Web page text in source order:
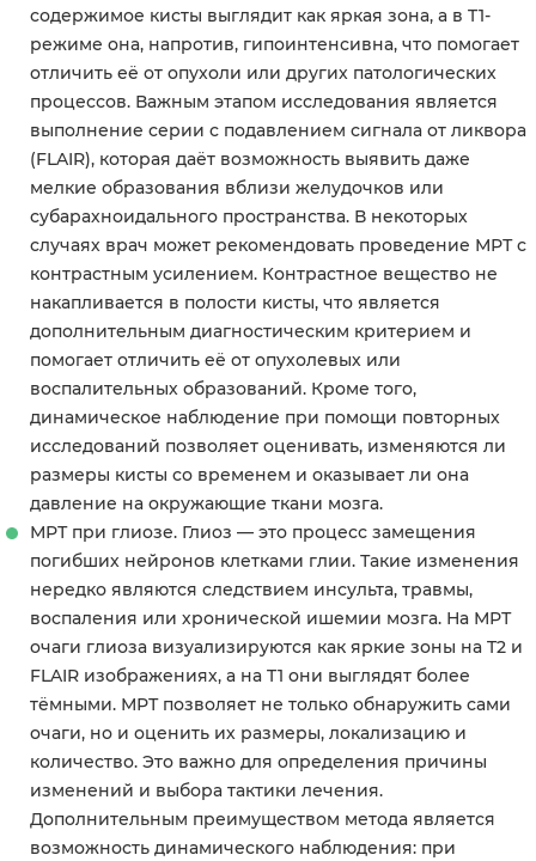
содержимое кисты выглядит как яркая зона, а в T1-
режиме она, напротив, гипоинтенсивна, что помогает
отличить её от опухоли или других патологических
процессов. Важным этапом исследования является
выполнение серии с подавлением сигнала от ликвора
(FLAIR), которая даёт возможность выявить даже
мелкие образования вблизи желудочков или
субарахноидального пространства. В некоторых
случаях врач может рекомендовать проведение МРТ с
контрастным усилением. Контрастное вещество не
накапливается в полости кисты, что является
дополнительным диагностическим критерием и
помогает отличить её от опухолевых или
воспалительных образований. Кроме того,
динамическое наблюдение при помощи повторных
исследований позволяет оценивать, изменяются ли
размеры кисты со временем и оказывает ли она
давление на окружающие ткани мозга.
МРТ при глиозе. Глиоз — это процесс замещения
погибших нейронов клетками глии. Такие изменения
нередко являются следствием инсульта, травмы,
воспаления или хронической ишемии мозга. На МРТ
очаги глиоза визуализируются как яркие зоны на T2 и
FLAIR изображениях, а на T1 они выглядят более
тёмными. МРТ позволяет не только обнаружить сами
очаги, но и оценить их размеры, локализацию и
количество. Это важно для определения причины
изменений и выбора тактики лечения.
Дополнительным преимуществом метода является
возможность динамического наблюдения: при